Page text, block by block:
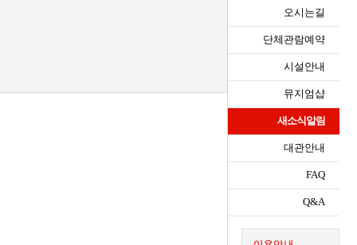
오시는길
단체관람예약
시설안내
뮤지엄샵
새소식알림
대관안내
FAQ
Q&A